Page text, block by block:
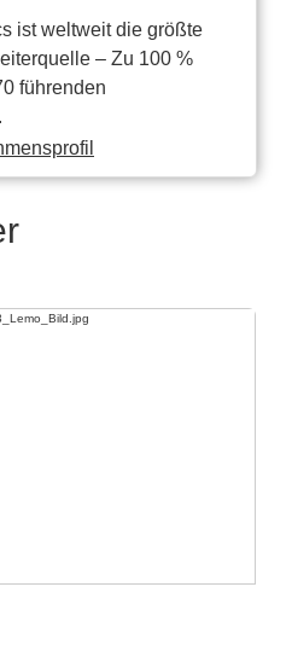
ist weltweit die größte
– Zu 100 %
führenden